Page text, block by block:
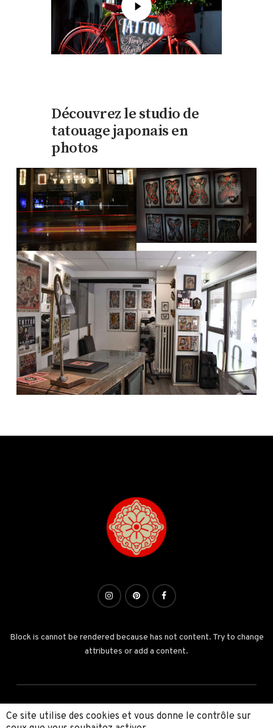
Découvrez le studio de
tatouage japonais en
photos
Block is cannot be rendered because has not content. Try to change
attributes or add a content.
©Copyright 2026. Tous droits réservés.NUEVO MUNDOStudio de
Ce site utilise des cookies et vous donne le contrôle sur